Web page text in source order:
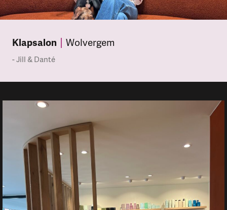
Klapsalon Wolvergem
- Jill & Danté